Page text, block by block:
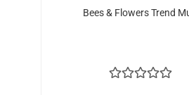
Bees & Flowers Trend